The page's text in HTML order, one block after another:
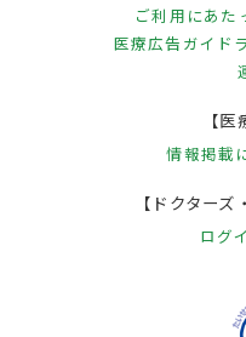
ご利用にあた
医療広告ガイド
【
情報掲載
【ドクターズ
ログ